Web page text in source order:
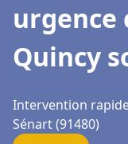
urgence
Quincy
Intervention
Sénart (91480)